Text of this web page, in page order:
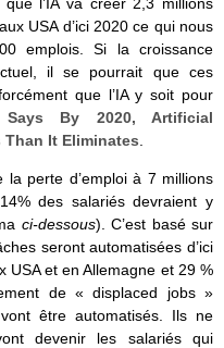
USA d’ici 2020 ce qui nous
emplois. Si la croissance
il se pourrait que ces
que l’IA y soit pour
Says By 2020, Artificial
It Eliminates
la perte d’emploi à 7 millions
des salariés devraient y
ci-dessous). C’est basé sur
seront automatisées d’ici
USA et en Allemagne et 29 %
de « displaced jobs »
être automatisés. Ils ne
devenir les salariés qui